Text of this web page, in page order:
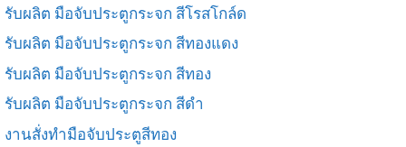
รับผลิต มือจับประตูกระจก สีโรสโกล์ด
รับผลิต มือจับประตูกระจก สีทองแดง
รับผลิต มือจับประตูกระจก สีทอง
รับผลิต มือจับประตูกระจก สีดำ
งานสั่งทำมือจับประตูสีทอง